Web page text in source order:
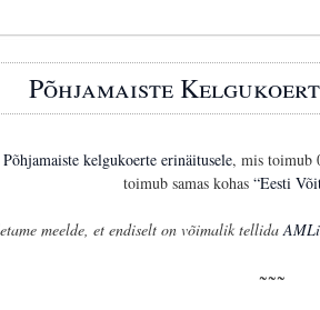
Põhjamaiste
Põhjamaiste kelgukoerte erinäitusele, mis toimub
toimub samas kohas “Eesti
meelde, et endiselt on võimalik tellida
~~~